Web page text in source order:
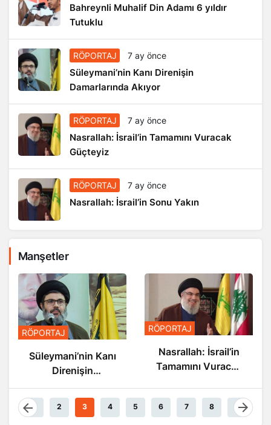
Bahreynli Muhalif Din Adamı 6 yıldır
Tutuklu
RÖPORTAJ 7 ay önce
Süleymani’nin Kanı Direnişin
Damarlarında Akıyor
RÖPORTAJ 7 ay önce
Nasrallah: İsrail’in Tamamını Vuracak
Güçteyiz
RÖPORTAJ 7 ay önce
Nasrallah: İsrail’in Sonu Yakın
Manşetler
RÖPORTAJ
Süleymani’nin Kanı
Direnişin
Damarlarında
Akıyor
RÖPORTAJ
Nasrallah: İsrail’in
Tamamını Vuracak
1 2 3 4 5 6 7 8 9